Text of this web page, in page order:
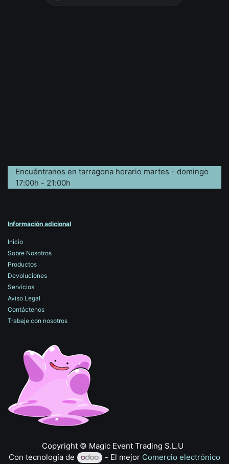
Encuéntranos en tarragona horario martes - domingo
17:00h - 21:00h
Información adicional
Inicio
Sobre Nosotros
Productos
Devoluciones
Servicios
Aviso Legal
Contáctenos
Trabaje con nosotros
​Copyright © Magic Event Trading S.L.U
Con tecnología de
- El mejor Comercio electrónico